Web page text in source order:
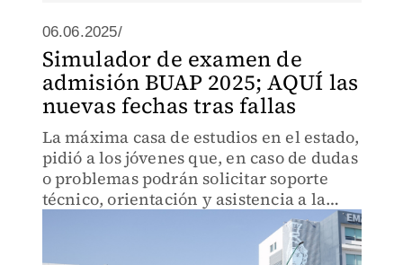
06.06.2025/
Simulador de examen de
admisión BUAP 2025; AQUÍ las
nuevas fechas tras fallas
La máxima casa de estudios en el estado,
pidió a los jóvenes que, en caso de dudas
o problemas podrán solicitar soporte
técnico, orientación y asistencia a la